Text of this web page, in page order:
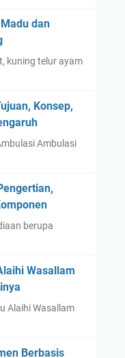
dan
kuning telur ayam
Konsep,
Ambulasi
berupa
Wasallam
Alaihi Wasallam
Berbasis